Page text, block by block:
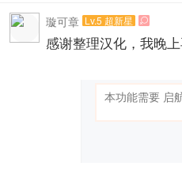
璇可章 Lv.5 超新星 
感谢整理汉化，我晚上